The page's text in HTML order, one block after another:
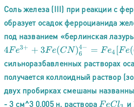
Соль железа (III) при реакции с
образует осадок ферроцианида
под названием «берлинская
4Fe3++3 Fe (CN)64−=Fe4[F e(C N)6]3
сильноразбавленных растворах
получается коллоидный раствор
двух пробирках смешаны
- 3 см^3 0,005 н. раствора FeCl3 и